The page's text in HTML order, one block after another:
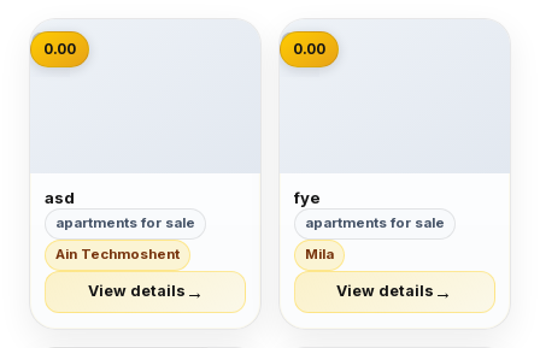
📷
0.00
asd
apartments for sale
Ain Techmoshent
View details →
📷
0.00
fye
apartments for sale
Mila
View details →